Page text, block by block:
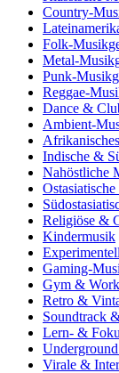
Country-
Folk-
Metal-
Punk-
Reggae-
Dance &
Ambient-
Indische &
Nahöstliche
Religiöse &
Kindermusik
Gaming-
Gym &
Retro &
Soundtrack
Lern- &
Virale &